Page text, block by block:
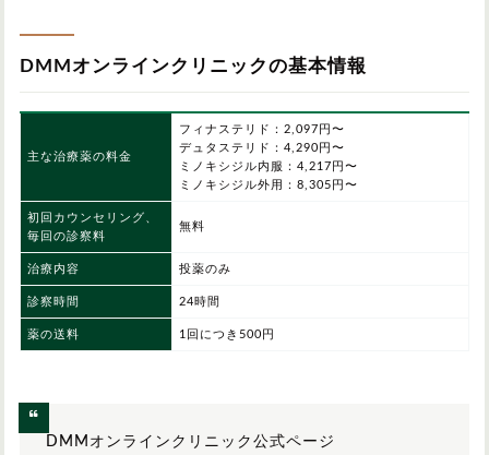
DMMオンラインクリニックの基本情報
主な治療薬の料金
フィナステリド：2,097円〜
デュタステリド：4,290円〜
ミノキシジル内服：4,217円〜
ミノキシジル外用：8,305円〜
初回カウンセリング、
毎回の診察料
無料
治療内容 投薬のみ
診察時間 24時間
薬の送料 1回につき500円
DMMオンラインクリニック公式ページ